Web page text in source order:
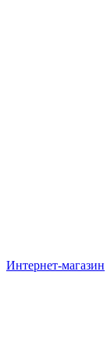
Интернет-магазин